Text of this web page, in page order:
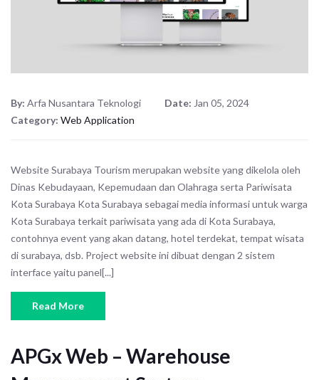
By: Arfa Nusantara Teknologi Date: Jan 05, 2024
Category: Web Application
Website Surabaya Tourism merupakan website yang dikelola oleh
Dinas Kebudayaan, Kepemudaan dan Olahraga serta Pariwisata
Kota Surabaya Kota Surabaya sebagai media informasi untuk warga
Kota Surabaya terkait pariwisata yang ada di Kota Surabaya,
contohnya event yang akan datang, hotel terdekat, tempat wisata
di surabaya, dsb. Project website ini dibuat dengan 2 sistem
interface yaitu panel[...]
Read More
APGx Web – Warehouse